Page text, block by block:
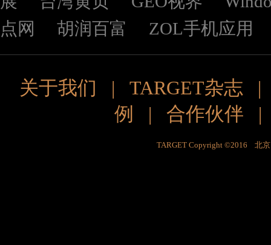
点网
胡润百富 ZOL手机应用
关于我们 | TARGET杂志
例
| 合作伙伴
TARGET Copyright ©2016 北